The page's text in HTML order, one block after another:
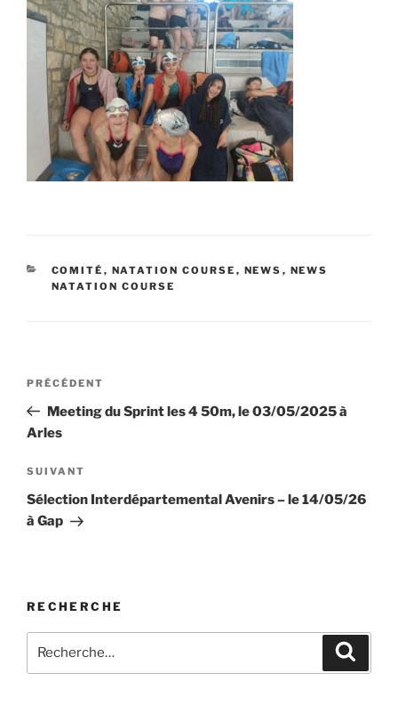
CATÉGORIES
COMITÉ , NATATION COURSE , NEWS , NEWS
NATATION COURSE
Navigation
l’article
Article
précédent
PRÉCÉDENT
Meeting du Sprint les 4 50m, le 03/05/2025 à
Arles
Article
suivant
SUIVANT
Sélection Interdépartemental Avenirs – le 14/05/26
à Gap
RECHERCHE
pour